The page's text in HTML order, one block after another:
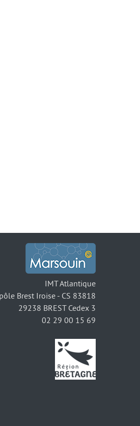
IMT Atlantique
Brest Iroise - CS 83818
29238 BREST Cedex 3
02 29 00 15 69